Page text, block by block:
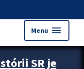
Menu menu
SR je